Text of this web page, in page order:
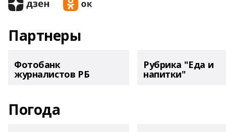
Партнеры
Фотобанк
журналистов РБ
Рубрика "Еда и
напитки"
Погода